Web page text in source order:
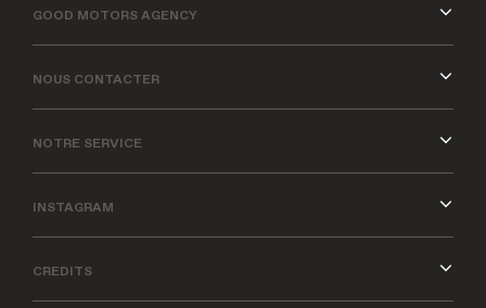
GOOD MOTORS AGENCY
NOUS CONTACTER
NOTRE SERVICE
INSTAGRAM
CREDITS